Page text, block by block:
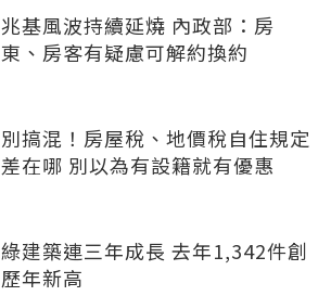
兆基風波持續延燒 內政部：房
東、房客有疑慮可解約換約
別搞混！房屋稅、地價稅自住規定
差在哪 別以為有設籍就有優惠
綠建築連三年成長 去年1,342件創
歷年新高